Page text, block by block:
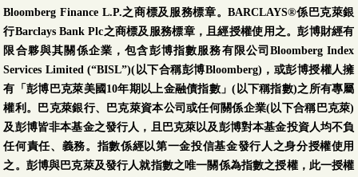
Bloomberg Finance L.P.之商標及服務標章。BARCLAYS®係巴克萊銀
行Barclays Bank Plc之商標及服務標章，且經授權使用之。彭博財經有
限合夥與其關係企業，包含彭博指數服務有限公司Bloomberg Index
Services Limited (“BISL”)(以下合稱彭博Bloomberg)，或彭博授權人擁
有「彭博巴克萊美國10年期以上金融債指數」(以下稱指數)之所有專屬
權利。巴克萊銀行、巴克萊資本公司或任何關係企業(以下合稱巴克萊)
及彭博皆非本基金之發行人，且巴克萊以及彭博對本基金投資人均不負
任何責任、義務。指數係經以第一金投信基金發行人之身分授權使用
之。彭博與巴克萊及發行人就指數之唯一關係為指數之授權，此一授權